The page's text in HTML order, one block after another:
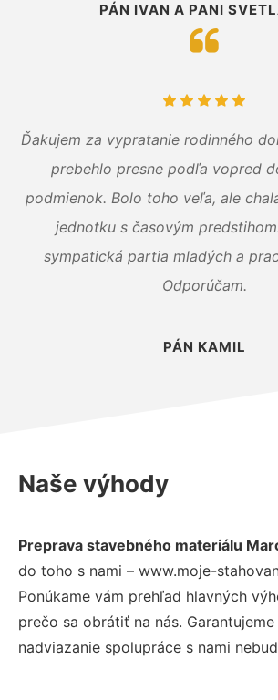
PÁN IVAN A PANI
Ďakujem za vypratanie rodinného
prebehlo presne podľa vopred
podmienok. Bolo toho veľa, ale
jednotku s časovým
sympatická partia mladých a
Odporúčam.
PÁN KAMIL
Naše výhody
Preprava stavebného materiálu
do toho s nami – www.moje-
Ponúkame vám prehľad hlavných
prečo sa obrátiť na nás.
nadviazanie spolupráce s nami